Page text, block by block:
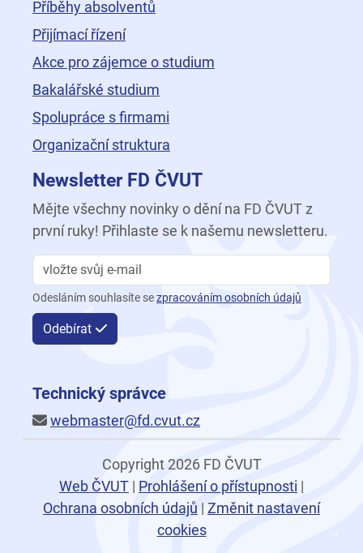
Příběhy absolventů
Přijímací řízení
Akce pro zájemce o studium
Bakalářské studium
Spolupráce s firmami
Organizační struktura
Newsletter FD ČVUT
Mějte všechny novinky o dění na FD ČVUT z
první ruky! Přihlaste se k našemu newsletteru.
Odesláním souhlasíte sezpracováním osobních údajů
Odebírat
Technický správce
webmaster@fd.cvut.cz
Copyright 2026 FD ČVUT
Web ČVUT | Prohlášení o přístupnosti |
Ochrana osobních údajů | Změnit nastavení
cookies